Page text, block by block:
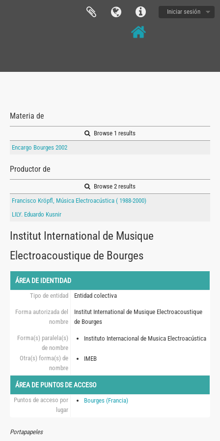
Iniciar sesión
Materia de
Browse 1 results
Encargo Bourges 2002
Productor de
Browse 2 results
Francisco Kröpfl, Música Electroacústica ( 1988-2000)
LILY. Eduardo Kusnir
Institut International de Musique
Electroacoustique de Bourges
ÁREA DE IDENTIDAD
Tipo de entidad Entidad colectiva
Forma autorizada del
nombre
Institut International de Musique Electroacoustique
de Bourges
Forma(s) paralela(s)
de nombre
Instituto Internacional de Musica Electroacústica
Otra(s) forma(s) de
nombre
IMEB
ÁREA DE PUNTOS DE ACCESO
Puntos de acceso por
lugar
Bourges (Francia)
Portapapeles